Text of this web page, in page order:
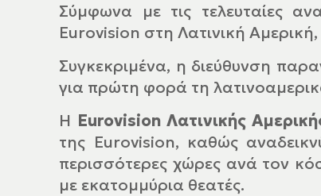
Σύμφωνα με τις τελευταίες
Eurovision στη Λατινική
Συγκεκριμένα, η διεύθυνση
για πρώτη φορά τη
H Eurovision Λατινικής
της Eurovision, καθώς
περισσότερες χώρες ανά τον
με εκατομμύρια θεατές.